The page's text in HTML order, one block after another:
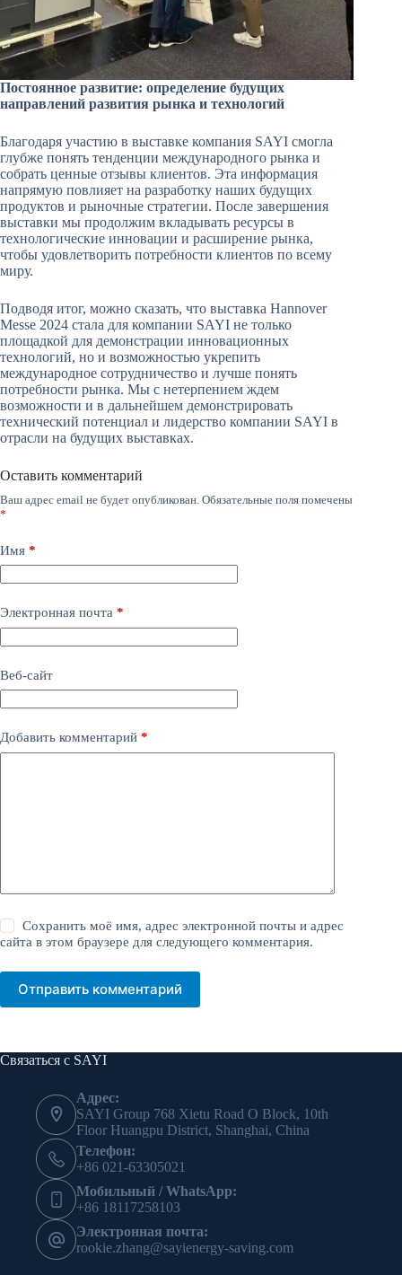
Постоянное развитие: определение будущих
направлений развития рынка и технологий
Благодаря участию в выставке компания SAYI смогла
глубже понять тенденции международного рынка и
собрать ценные отзывы клиентов. Эта информация
напрямую повлияет на разработку наших будущих
продуктов и рыночные стратегии. После завершения
выставки мы продолжим вкладывать ресурсы в
технологические инновации и расширение рынка,
чтобы удовлетворить потребности клиентов по всему
миру.
Подводя итог, можно сказать, что выставка Hannover
Messe 2024 стала для компании SAYI не только
площадкой для демонстрации инновационных
технологий, но и возможностью укрепить
международное сотрудничество и лучше понять
потребности рынка. Мы с нетерпением ждем
возможности и в дальнейшем демонстрировать
технический потенциал и лидерство компании SAYI в
отрасли на будущих выставках.
Оставить комментарий
Ваш адрес email не будет опубликован. Обязательные поля помечены
*
Имя *
Электронная почта *
Веб-сайт
Добавить комментарий *
Сохранить моё имя, адрес электронной почты и адрес
сайта в этом браузере для следующего комментария.
Отправить комментарий
Связаться с SAYI
Адрес:
SAYI Group 768 Xietu Road O Block, 10th
Floor Huangpu District, Shanghai, China
Телефон:
+86 021-63305021
Мобильный / WhatsApp:
+86 18117258103
Электронная почта:
rookie.zhang@sayienergy-saving.com